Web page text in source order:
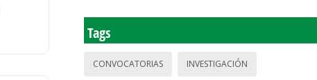
Tags
CONVOCATORIAS INVESTIGACIÓN